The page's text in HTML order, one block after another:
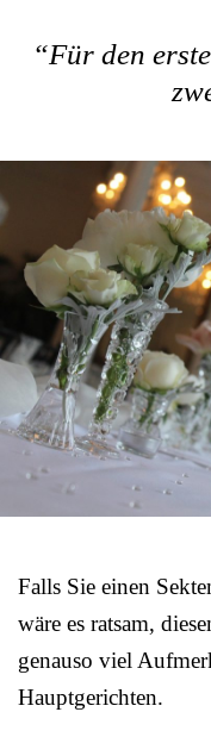
“Für den
Falls Sie einen
wäre es ratsam,
genauso viel
Hauptgerichten.